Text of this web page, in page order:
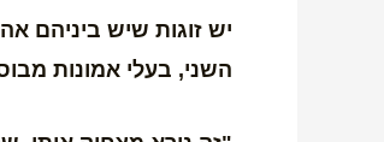
יש זוגות שיש ביניהם
השני, בעלי אמונות